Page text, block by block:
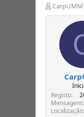
I
n
e
T
ó
CarpUMM
Registo
Mensagens
Localização